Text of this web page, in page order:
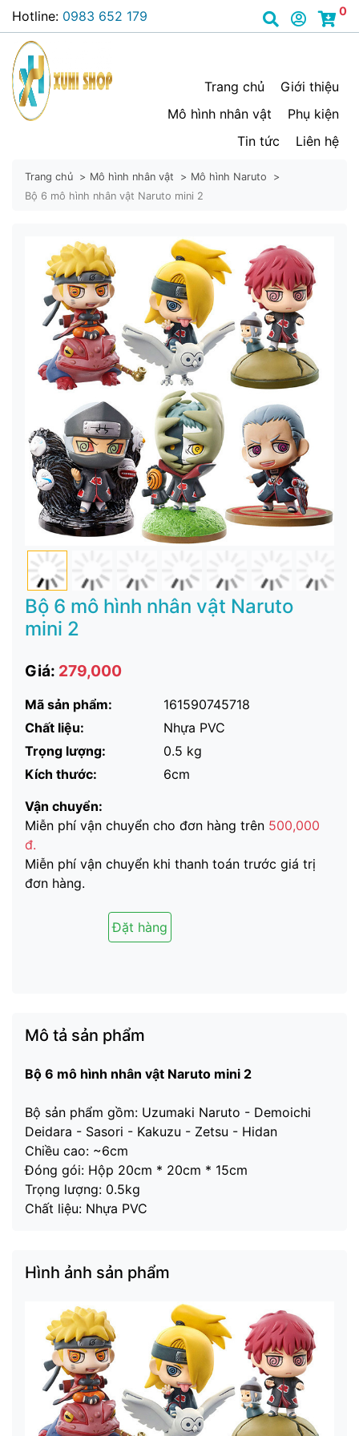
Hotline: 0983 652 179 0
Trang chủ
Giới thiệu
Mô hình nhân vật
Phụ kiện
Tin tức
Liên hệ
Trang chủ Mô hình nhân vật
Mô hình Naruto
Bộ 6 mô hình nhân vật Naruto mini 2
Bộ 6 mô hình nhân vật Naruto
mini 2
Giá: 279,000
Mã sản phẩm:
161590745718
Chất liệu:
Nhựa PVC
Trọng lượng:
0.5 kg
Kích thước:
6cm
Vận chuyển:
Miễn phí vận chuyển cho đơn hàng trên 500,000
đ.
Miễn phí vận chuyển khi thanh toán trước giá trị
đơn hàng.
Đặt hàng
Mô tả sản phẩm
Bộ 6 mô hình nhân vật Naruto mini 2
Bộ sản phẩm gồm: Uzumaki Naruto - Demoichi
Deidara - Sasori - Kakuzu - Zetsu - Hidan
Chiều cao: ~6cm
Đóng gói: Hộp 20cm * 20cm * 15cm
Trọng lượng: 0.5kg
Chất liệu: Nhựa PVC
Hình ảnh sản phẩm